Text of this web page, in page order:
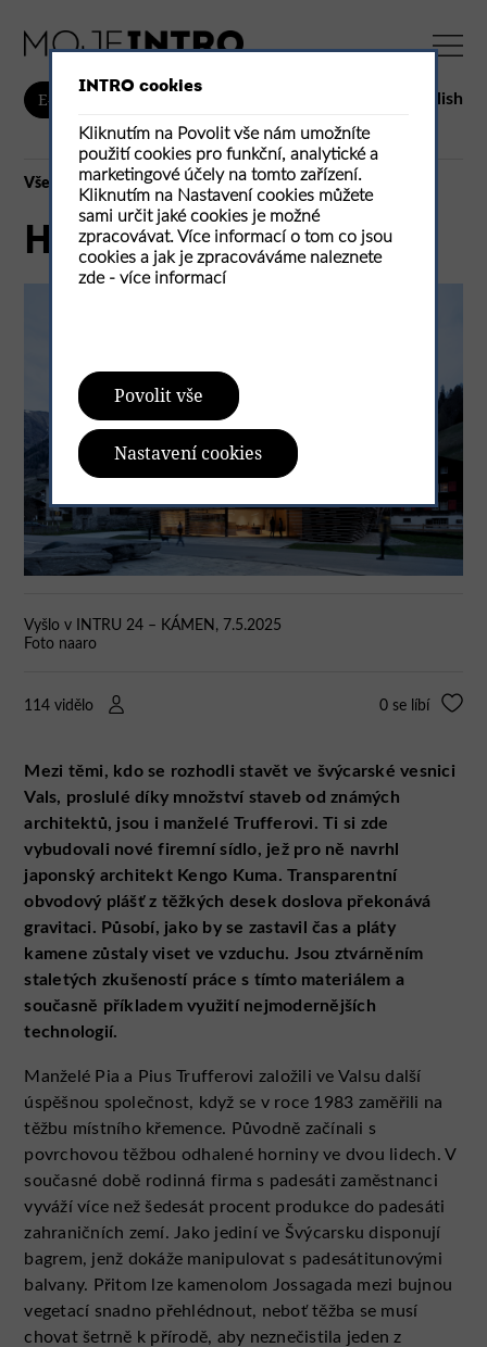
INTRO cookies
Kliknutím na Povolit vše nám umožníte
použití cookies pro funkční, analytické a
marketingové účely na tomto zařízení.
Kliknutím na Nastavení cookies můžete
sami určit jaké cookies je možné
zpracovávat. Více informací o tom co jsou
cookies a jak je zpracováváme naleznete
zde - více informací
Povolit vše
Nastavení cookies
E-shop English
Vše
Haus Balma
Vyšlo v INTRU 24 – KÁMEN, 7.5.2025
Foto naaro
114 vidělo 0 se líbí
Mezi těmi, kdo se rozhodli stavět ve švýcarské vesnici
Vals, proslulé díky množství staveb od známých
architektů, jsou i manželé Trufferovi. Ti si zde
vybudovali nové firemní sídlo, jež pro ně navrhl
japonský architekt Kengo Kuma. Transparentní
obvodový plášť z těžkých desek doslova překonává
gravitaci. Působí, jako by se zastavil čas a pláty
kamene zůstaly viset ve vzduchu. Jsou ztvárněním
staletých zkušeností práce s tímto materiálem a
současně příkladem využití nejmodernějších
technologií.
Manželé Pia a Pius Trufferovi založili ve Valsu další
úspěšnou společnost, když se v roce 1983 zaměřili na
těžbu místního křemence. Původně začínali s
povrchovou těžbou odhalené horniny ve dvou lidech. V
současné době rodinná firma s padesáti zaměstnanci
vyváží více než šedesát procent produkce do padesáti
zahraničních zemí. Jako jediní ve Švýcarsku disponují
bagrem, jenž dokáže manipulovat s padesátitunovými
balvany. Přitom lze kamenolom Jossagada mezi bujnou
vegetací snadno přehlédnout, neboť těžba se musí
chovat šetrně k přírodě, aby neznečistila jeden z